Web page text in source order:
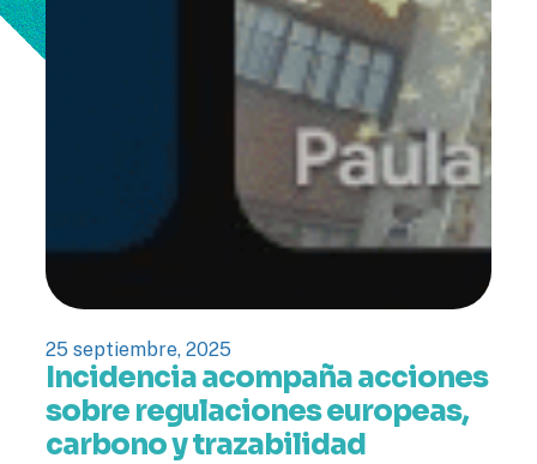
25 septiembre, 2025
Incidencia acompaña acciones
sobre regulaciones europeas,
carbono y trazabilidad